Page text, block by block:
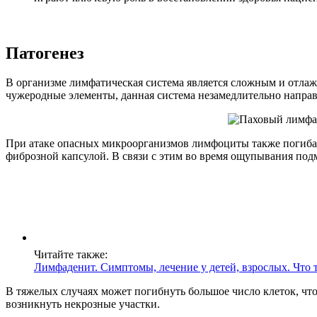
Патогенез
В организме лимфатическая система является сложным и
чужеродные элементы, данная система незамедлительно
При атаке опасных микроорганизмов лимфоциты также
фиброзной капсулой. В связи с этим во время ощупывания
Читайте также:
Лимфаденит. Симптомы, лечение у детей, взрослых.
В тяжелых случаях может погибнуть большое число клеток,
возникнуть некрозные участки.